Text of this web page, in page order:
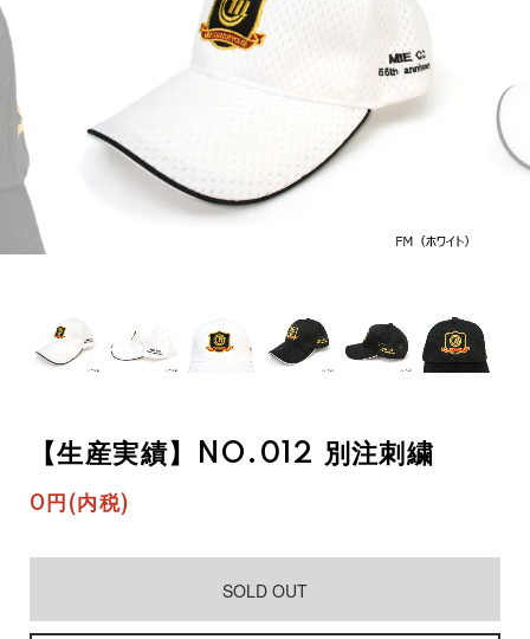
【生産実績】NO.012 別注刺繍
0円(内税)
SOLD OUT